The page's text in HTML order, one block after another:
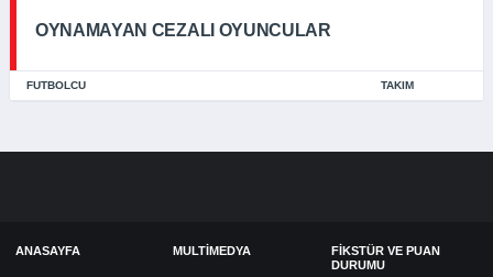
OYNAMAYAN CEZALI OYUNCULAR
FUTBOLCU TAKIM
ANASAYFA MULTIMEDYA
FIKSTÜR VE PUAN
DURUMU